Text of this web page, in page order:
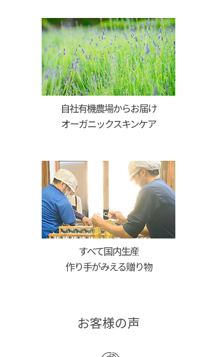
自社有機農場からお届け
オーガニックスキンケア
すべて国内生産
作り手がみえる贈り物
お客様の声